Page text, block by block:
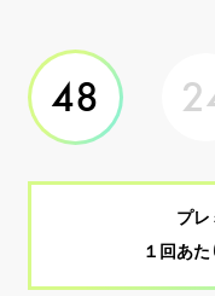
48
プレ
１回あた